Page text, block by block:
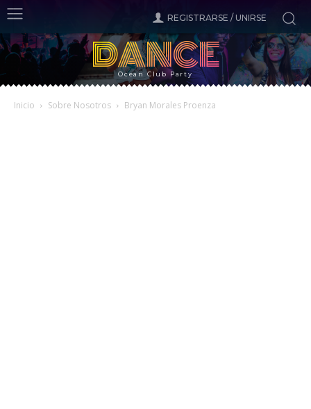
REGISTRARSE / UNIRSE
DANCE
Ocean Club Party
Inicio Sobre Nosotros Bryan Morales Proenza